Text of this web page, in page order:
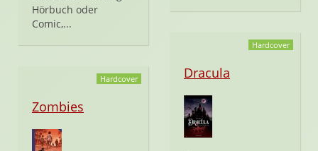
Hörbuch oder
Comic,...
Hardcover
Zombies
Hardcover
Dracula